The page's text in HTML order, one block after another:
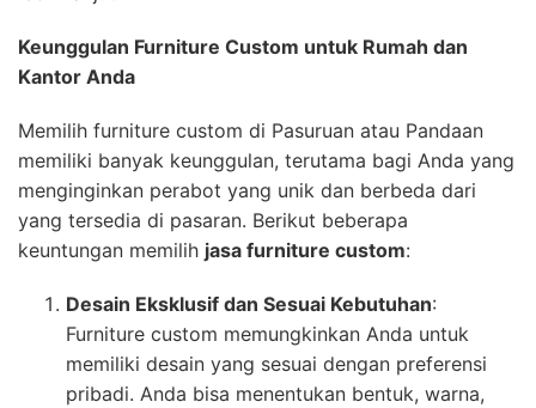
Keunggulan Furniture Custom untuk Rumah dan
Kantor Anda
Memilih furniture custom di Pasuruan atau Pandaan
memiliki banyak keunggulan, terutama bagi Anda yang
menginginkan perabot yang unik dan berbeda dari
yang tersedia di pasaran. Berikut beberapa
keuntungan memilih jasa furniture custom:
Desain Eksklusif dan Sesuai Kebutuhan:
Furniture custom memungkinkan Anda untuk
memiliki desain yang sesuai dengan preferensi
pribadi. Anda bisa menentukan bentuk, warna,